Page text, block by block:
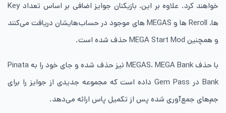
خواهند کرد. علاوه بر این، بازیکنان جوایز اضافی بر اساس تعداد Key
ها، Reroll ها و MEGAS های موجود در حساب‌هایشان دریافت می‌کنند
و همچنین MEGA Start Mod حذف شده است.
با حذف MEGAS، MEGA Bank نیز حذف شده و جای خود را به Pinata
Bank در Gem Pass داده است که مجموعه جدیدی از جوایز را برای
جم‌های جمع‌آوری شده پس از تکمیل پاس ارائه می‌دهد.